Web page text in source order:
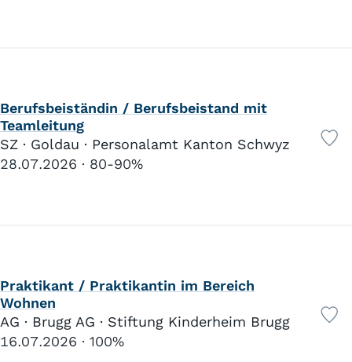
Berufsbeiständin / Berufsbeistand mit
Teamleitung
SZ · Goldau · Personalamt Kanton Schwyz
28.07.2026
80-90%
Praktikant / Praktikantin im Bereich
Wohnen
AG · Brugg AG · Stiftung Kinderheim Brugg
16.07.2026
100%